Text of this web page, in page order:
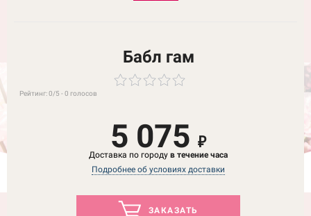
Бабл гам
Рейтинг:0/5 -0 голосов
5 075₽
Доставка по городув течение часа
Подробнее об условиях доставки
ЗАКАЗАТЬ